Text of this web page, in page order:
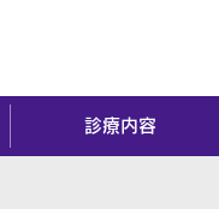
診療内容